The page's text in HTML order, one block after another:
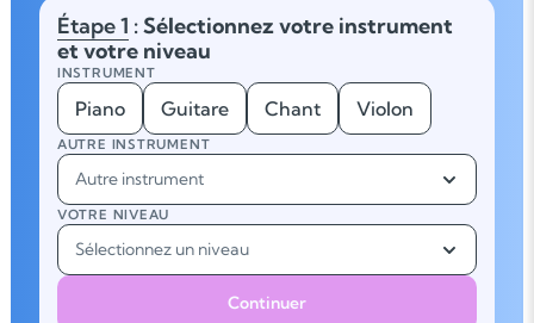
Étape 1 : Sélectionnez votre instrument
et votre niveau
INSTRUMENT
Piano Guitare Chant Violon
AUTRE INSTRUMENT
Autre instrument
VOTRE NIVEAU
Sélectionnez un niveau
Continuer